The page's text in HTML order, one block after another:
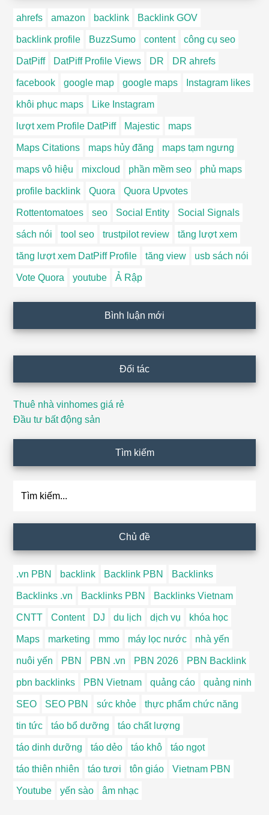
ahrefs amazon backlink Backlink GOV
backlink profile BuzzSumo content công cụ seo
DatPiff DatPiff Profile Views DR DR ahrefs
facebook google map google maps Instagram likes
khôi phục maps Like Instagram
lượt xem Profile DatPiff Majestic maps
Maps Citations maps hủy đăng maps tạm ngưng
maps vô hiệu mixcloud phần mềm seo phủ maps
profile backlink Quora Quora Upvotes
Rottentomatoes seo Social Entity Social Signals
sách nói tool seo trustpilot review tăng lượt xem
tăng lượt xem DatPiff Profile tăng view usb sách nói
Vote Quora youtube Ả Rập
Bình luận mới
Đối tác
Thuê nhà vinhomes giá rẻ
Đầu tư bất động sản
Tìm kiếm
Chủ đề
.vn PBN backlink Backlink PBN Backlinks
Backlinks .vn Backlinks PBN Backlinks Vietnam
CNTT Content DJ du lịch dịch vụ khóa học
Maps marketing mmo máy lọc nước nhà yến
nuôi yến PBN PBN .vn PBN 2026 PBN Backlink
pbn backlinks PBN Vietnam quảng cáo quảng ninh
SEO SEO PBN sức khỏe thực phẩm chức năng
tin tức táo bổ dưỡng táo chất lượng
táo dinh dưỡng táo dẻo táo khô táo ngọt
táo thiên nhiên táo tươi tôn giáo Vietnam PBN
Youtube yến sào âm nhạc